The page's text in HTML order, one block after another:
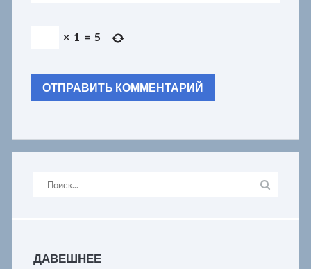
× 1 = 5
ДАВЕШНЕЕ